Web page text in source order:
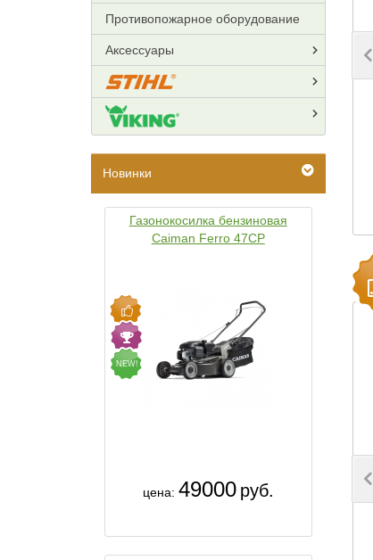
Противопожарное оборудование
Аксессуары
Новинки
Газонокосилка бензиновая
Caiman Ferro 47CP
NEW!
цена: 49000 руб.